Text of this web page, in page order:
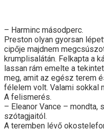
– Harminc másodperc.
Preston olyan gyorsan
cipője majdnem
krumplisalátán. Felkapta a
lassan rám emelte a
meg, amit az egész terem
félelem volt. Valami sokkal
A felismerés.
– Eleanor Vance – mondta,
szótagjaitól.
A teremben lévő